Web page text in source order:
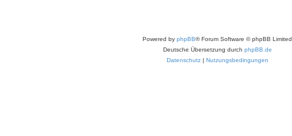
Powered by phpBB® Forum Software © phpBB Limited
Deutsche Übersetzung durch phpBB.de
Datenschutz| Nutzungsbedingungen